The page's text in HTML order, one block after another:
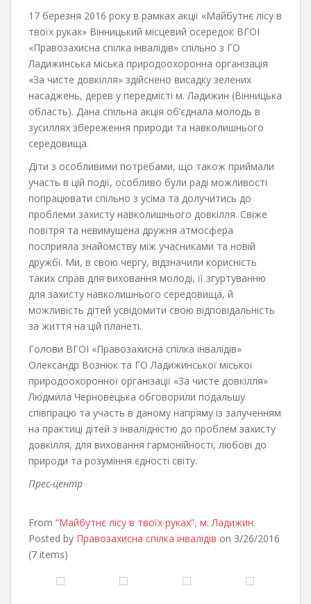
17 березня 2016 року в рамках акції «Майбутнє лісу в
твоїх руках» Вінницький місцевий осередок ВГОІ
«Правозахисна спілка інвалідів» спільно з ГО
Ладижинська міська природоохоронна організація
«За чисте довкілля» здійснено висадку зелених
насаджень, дерев у передмісті м. Ладижин (Вінницька
область). Дана спільна акція об’єднала молодь в
зусиллях збереження природи та навколишнього
середовища.
Діти з особливими потребами, що також приймали
участь в цій події, особливо були раді можливості
попрацювати спільно з усіма та долучитись до
проблеми захисту навколишнього довкілля. Свіже
повітря та невимушена дружня атмосфера
посприяла знайомству між учасниками та новій
дружбі. Ми, в свою чергу, відзначили корисність
таких справ для виховання молоді, її згуртуванню
для захисту навколишнього середовища, й
можливість дітей усвідомити свою відповідальність
за життя на цій планеті.
Голови ВГОІ «Правозахисна спілка інвалідів»
Олександр Вознюк та ГО Ладижинської міської
природоохоронної організації «За чисте довкілля»
Людмила Черновецька обговорили подальшу
співпрацю та участь в даному напряму із залученням
на практиці дітей з інвалідністю до проблем захисту
довкілля, для виховання гармонійності, любові до
природи та розуміння єдності світу.
Прес-центр
From “Майбутнє лісу в твоїх руках”, м. Ладижин.
Posted by Правозахисна спілка інвалідів on 3/26/2016
(7 items)